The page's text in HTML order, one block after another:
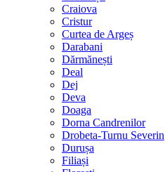
Craiova
Cristur
Curtea de Argeș
Darabani
Dărmănești
Deal
Dej
Deva
Doaga
Dorna Candrenilor
Drobeta-Turnu Severin
Durușa
Filiași